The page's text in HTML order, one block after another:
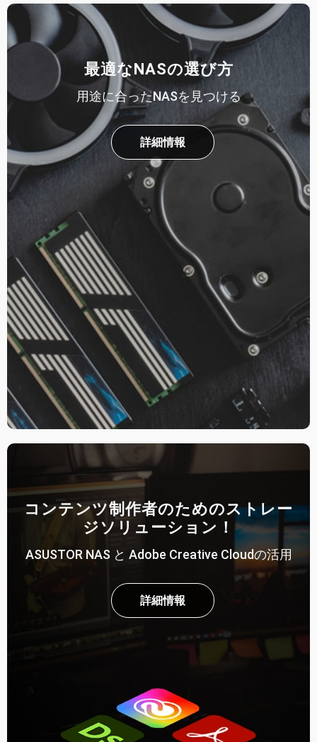
最適なNASの選び方
用途に合ったNASを見つける
詳細情報
コンテンツ制作者のためのストレー
ジソリューション！
ASUSTOR NAS と Adobe Creative Cloudの活用
詳細情報